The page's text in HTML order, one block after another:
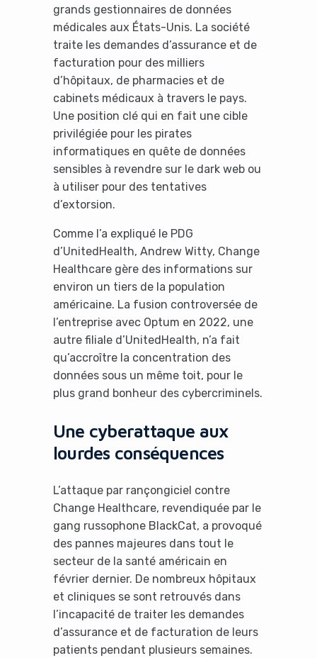
grands gestionnaires de données
médicales aux États-Unis. La société
traite les demandes d’assurance et de
facturation pour des milliers
d’hôpitaux, de pharmacies et de
cabinets médicaux à travers le pays.
Une position clé qui en fait une cible
privilégiée pour les pirates
informatiques en quête de données
sensibles à revendre sur le dark web ou
à utiliser pour des tentatives
d’extorsion.
Comme l’a expliqué le PDG
d’UnitedHealth, Andrew Witty, Change
Healthcare gère des informations sur
environ un tiers de la population
américaine. La fusion controversée de
l’entreprise avec Optum en 2022, une
autre filiale d’UnitedHealth, n’a fait
qu’accroître la concentration des
données sous un même toit, pour le
plus grand bonheur des cybercriminels.
Une cyberattaque aux
lourdes conséquences
L’attaque par rançongiciel contre
Change Healthcare, revendiquée par le
gang russophone BlackCat, a provoqué
des pannes majeures dans tout le
secteur de la santé américain en
février dernier. De nombreux hôpitaux
et cliniques se sont retrouvés dans
l’incapacité de traiter les demandes
d’assurance et de facturation de leurs
patients pendant plusieurs semaines.